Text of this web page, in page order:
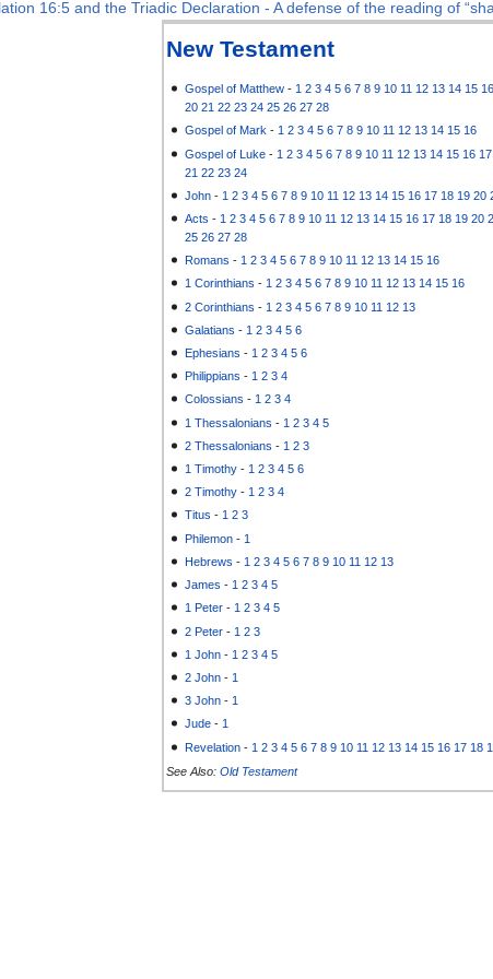
16:5 and the Triadic Declaration - A defense of the reading of
New Testament
Gospel of Matthew - 1 2 3 4 5 6 7 8 9 10 11 12 13 14 15 16
20 21 22 23 24 25 26 27 28
Gospel of Mark -1 2 3 4 5 6 7 8 9 10 11 12 13 14 15 16
Gospel of Luke - 1 2 3 4 5 6 7 8 9 10 11 12 13 14 15 16 17
21 22 23 24
John - 1 2 3 4 5 6 7 8 9 10 11 12 13 14 15 16 17 18 19 20
Acts - 1 2 3 4 5 6 7 8 9 10 11 12 13 14 15 16 17 18 19 20
25 26 27 28
Romans - 1 2 3 4 5 6 7 8 9 10 11 12 13 14 15 16
1 Corinthians -1 2 3 4 5 6 7 8 9 10 11 12 13 14 15 16
2 Corinthians - 1 2 3 4 5 6 7 8 9 10 11 12 13
Galatians - 1 2 3 4 5 6
Ephesians - 1 2 3 4 5 6
Philippians - 1 2 3 4
Colossians -1 2 3 4
1 Thessalonians - 1 2 3 4 5
2 Thessalonians - 1 2 3
1 Timothy - 1 2 3 4 5 6
2 Timothy - 1 2 3 4
Titus -1 2 3
Philemon - 1
Hebrews - 1 2 3 4 5 6 7 8 9 10 11 12 13
James - 1 2 3 4 5
1 Peter - 1 2 3 4 5
2 Peter - 1 2 3
1 John - 1 2 3 4 5
2 John - 1
3 John - 1
Jude - 1
Revelation - 1 2 3 4 5 6 7 8 9 10 11 12 13 14 15 16 17 18
See Also: Old Testament